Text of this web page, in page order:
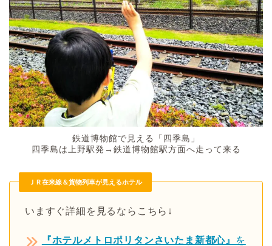
鉄道博物館で見える「四季島」
四季島は上野駅発→鉄道博物館駅方面へ走って来る
ＪＲ在来線＆貨物列車が見えるホテル
いますぐ詳細を見るならこちら↓
『ホテルメトロポリタンさいたま新都心』
を